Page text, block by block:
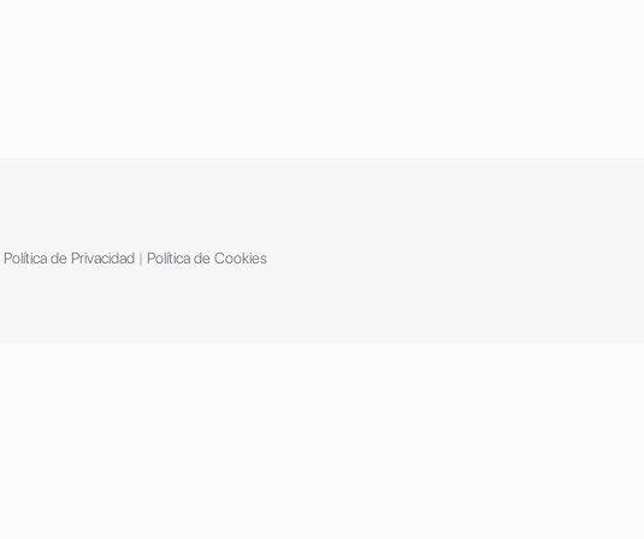
Política de Privacidad| Política de Cookies